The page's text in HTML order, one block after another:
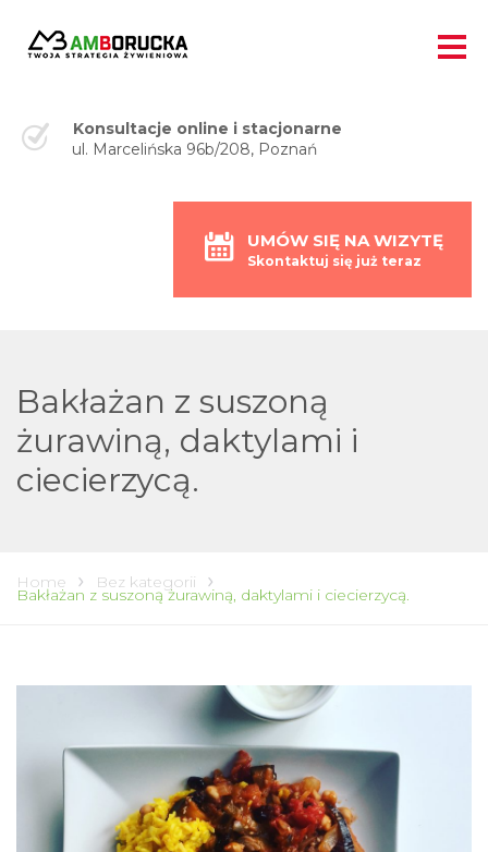
Konsultacje online i stacjonarne
ul. Marcelińska 96b/208, Poznań
UMÓW SIĘ NA WIZYTĘ
Skontaktuj się już teraz
Bakłażan z suszoną
żurawiną, daktylami i
ciecierzycą.
Home Bez kategorii
Bakłażan z suszoną żurawiną, daktylami i ciecierzycą.